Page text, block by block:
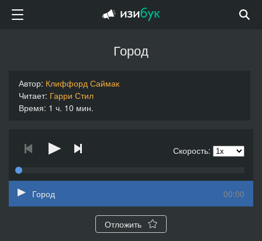
Город
Автор: Клиффорд Саймак
Читает: Гарри Стил
Время: 1 ч. 10 мин.
Скорость:
00:00
Город
Отложить